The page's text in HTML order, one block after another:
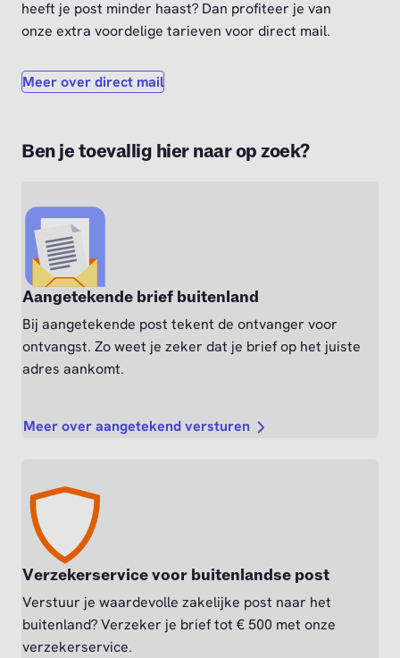
heeft je post minder haast? Dan profiteer je van
onze extra voordelige tarieven voor direct mail.
Meer over direct mail
Ben je toevallig hier naar op zoek?
Aangetekende brief buitenland
Bij aangetekende post tekent de ontvanger voor
ontvangst. Zo weet je zeker dat je brief op het juiste
adres aankomt.
Meer over aangetekend versturen
Verzekerservice voor buitenlandse post
Verstuur je waardevolle zakelijke post naar het
buitenland? Verzeker je brief tot € 500 met onze
verzekerservice.